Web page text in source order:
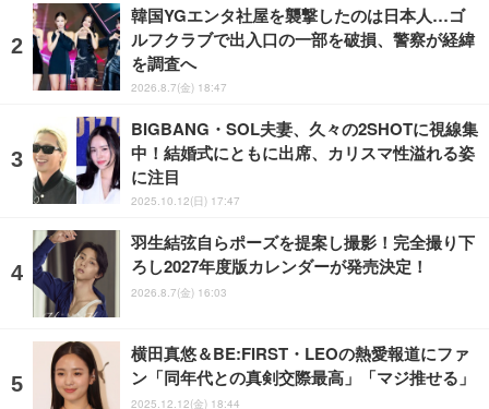
韓国YGエンタ社屋を襲撃したのは日本人…ゴ
ルフクラブで出入口の一部を破損、警察が経緯
を調査へ
2026.8.7(金) 18:47
BIGBANG・SOL夫妻、久々の2SHOTに視線集
中！結婚式にともに出席、カリスマ性溢れる姿
に注目
2025.10.12(日) 17:47
羽生結弦自らポーズを提案し撮影！完全撮り下
ろし2027年度版カレンダーが発売決定！
2026.8.7(金) 16:03
横田真悠＆BE:FIRST・LEOの熱愛報道にファ
ン「同年代との真剣交際最高」「マジ推せる」
2025.12.12(金) 18:44